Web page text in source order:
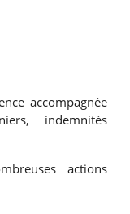
accompagnée
indemnités
actions